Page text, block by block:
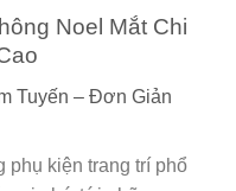
Noel Mắt Chi
Tuyến – Đơn Giản
phụ kiện trang trí phổ